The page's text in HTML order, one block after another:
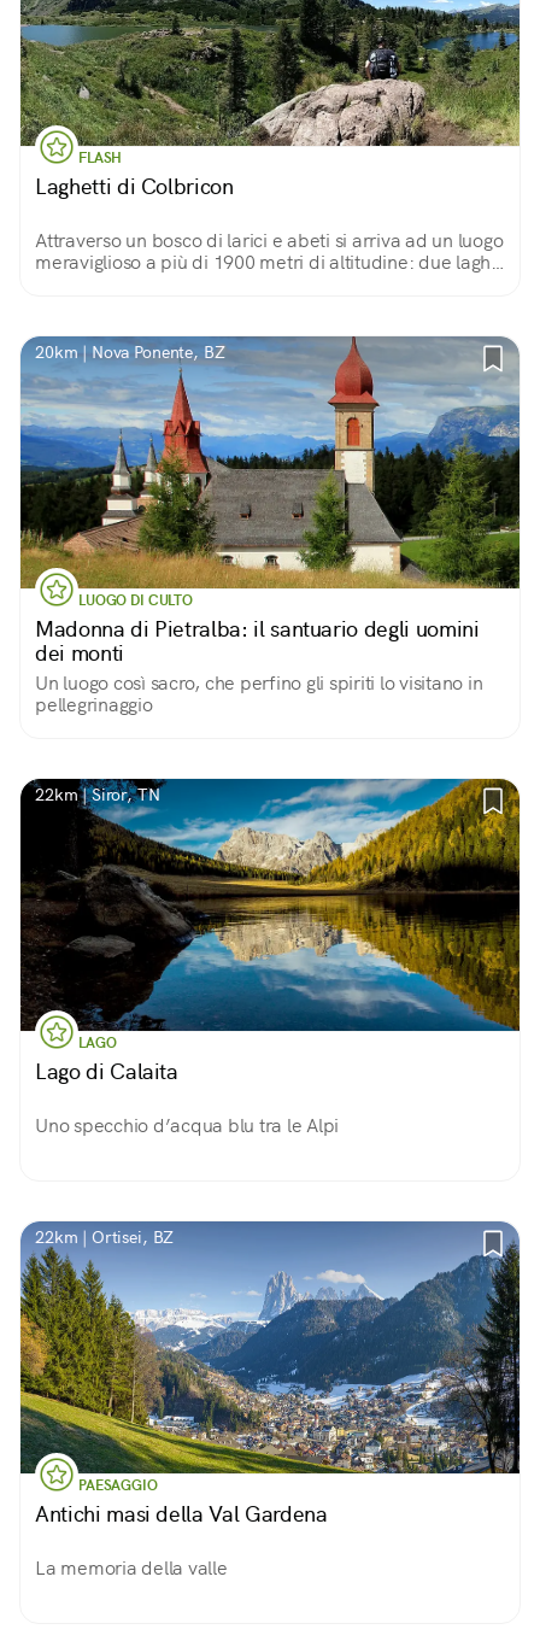
FLASH
Laghetti di Colbricon
Attraverso un bosco di larici e abeti si arriva ad un luogo
meraviglioso a più di 1900 metri di altitudine: due laghi
20km | Nova Ponente, BZ
LUOGO DI CULTO
Madonna di Pietralba: il santuario degli uomini
dei monti
Un luogo così sacro, che perfino gli spiriti lo visitano in
pellegrinaggio
22km | Siror, TN
LAGO
Lago di Calaita
Uno specchio d’acqua blu tra le Alpi
22km | Ortisei, BZ
PAESAGGIO
Antichi masi della Val Gardena
La memoria della valle